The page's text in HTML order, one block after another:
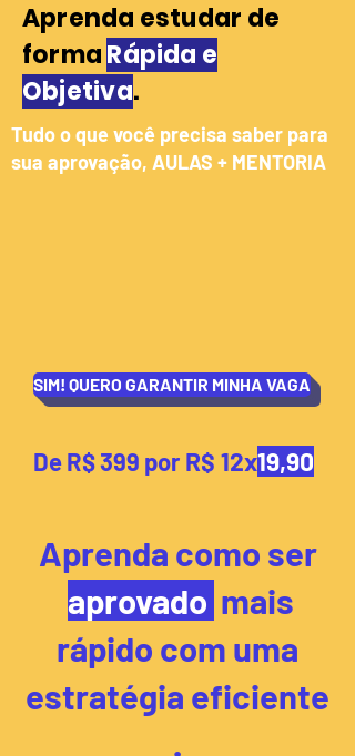
Aprenda estudar de
formaRápida e
Objetiva.
Tudo o que você precisa saber para
sua aprovação, AULAS + MENTORIA
SIM! QUERO GARANTIR MINHA VAGA
De R$ 399 por R$ 12x19,90
Aprenda como ser
aprovado mais
rápido com uma
estratégia eficiente
.